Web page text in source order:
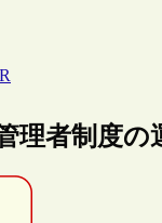
理者制度